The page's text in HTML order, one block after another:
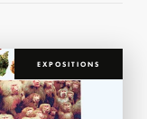
EXPOSITIONS